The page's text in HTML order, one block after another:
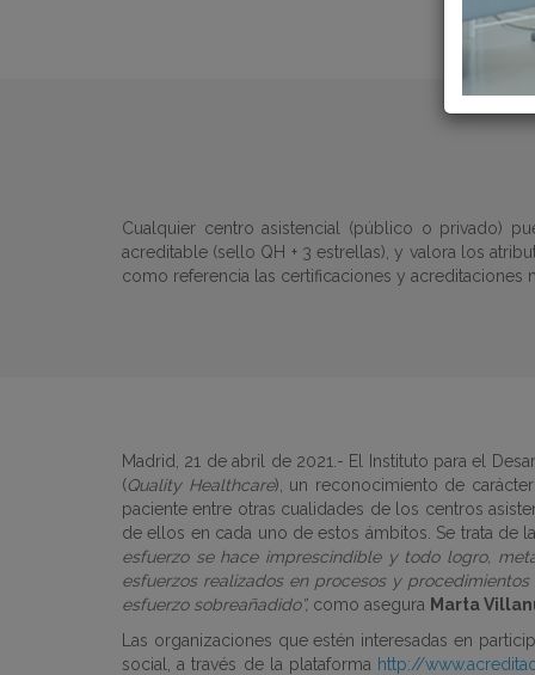
Cualquier centro asistencial (público o privado)
acreditable (sello QH + 3 estrellas), y valora los
como referencia las certificaciones y acreditaciones
Madrid, 21 de abril de 2021.- El Instituto para el
(Quality Healthcare), un reconocimiento de
paciente entre otras cualidades de los centros
de ellos en cada uno de estos ámbitos. Se trata de
esfuerzo se hace imprescindible y todo logro,
esfuerzos realizados en procesos y
esfuerzo sobreañadido”, como asegura Marta
Las organizaciones que estén interesadas en
social, a través de la plataforma http://